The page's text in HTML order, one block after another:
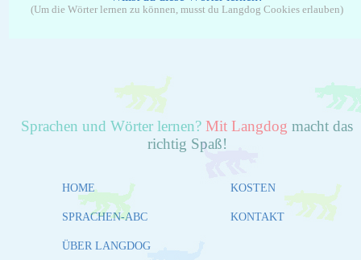
(Um die Wörter lernen zu können, musst du Langdog Cookies erlauben)
Sprachen und Wörter lernen? Mit Langdog macht das
richtig Spaß!
HOME
SPRACHEN-ABC
ÜBER LANGDOG
KOSTEN
KONTAKT